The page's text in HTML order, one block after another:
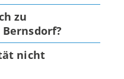
zu
nicht